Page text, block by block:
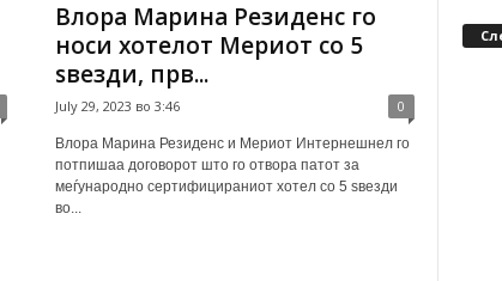
Влора Марина Резиденс го
носи хотелот Мериот со 5
ѕвезди, прв...
July 29, 2023 во 3:46 0
Влора Марина Резиденс и Мериот Интернешнел го
потпишаа договорот што го отвора патот за
меѓународно сертифицираниот хотел со 5 ѕвезди
во...